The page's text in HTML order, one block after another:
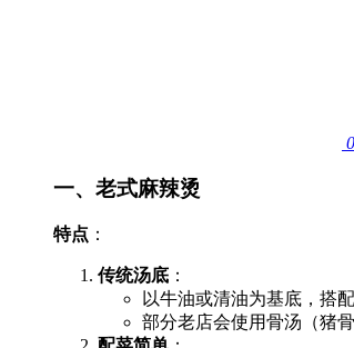
0
一、老式麻辣烫
特点 ：
传统汤底 ：
以牛油或清油为基底，搭
部分老店会使用骨汤（猪